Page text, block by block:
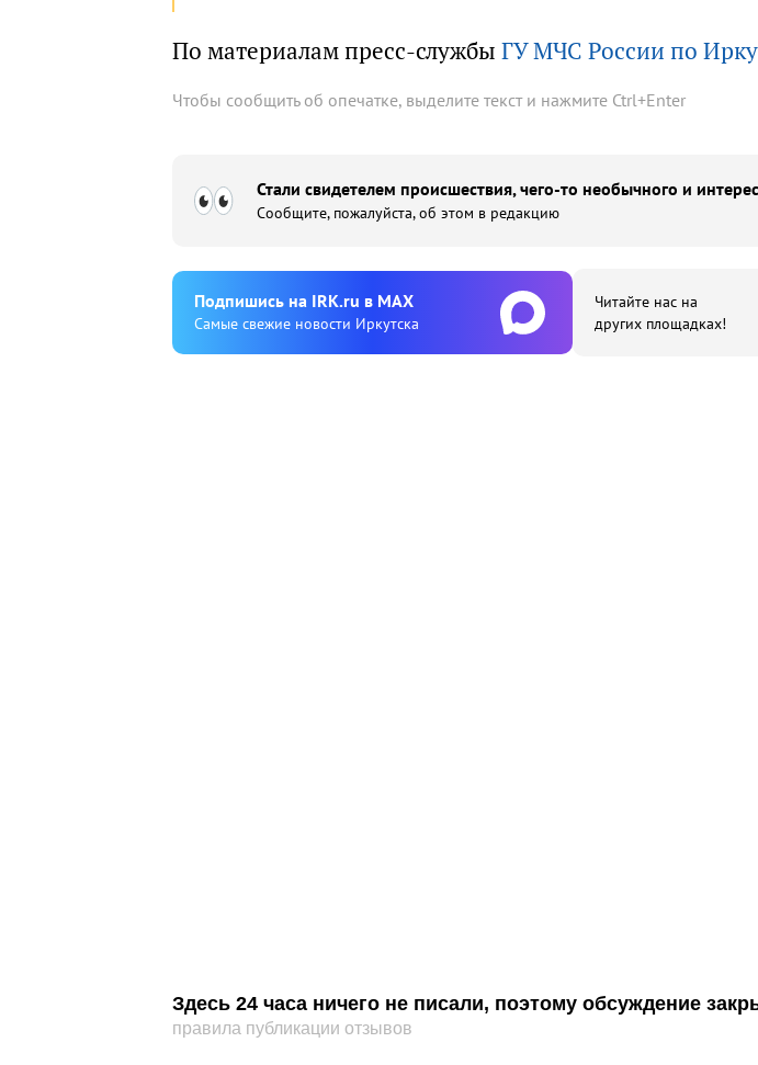
По материалам пресс-службы ГУ МЧС России по
Чтобы сообщить об опечатке, выделите текст и нажмите Ctrl+Enter
Стали свидетелем происшествия, чего-то необычного и
Сообщите, пожалуйста, об этом в редакцию
Подпишиcь на IRK.ru в MAX
Cамые свежие новости Иркутска
Читайте нас на
других площадках!
Здесь 24 часа ничего не писали, поэтому обсуждение
правила публикации отзывов